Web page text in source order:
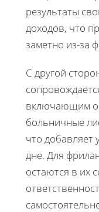
результаты
доходов, что
заметно из-за
С другой
включающим
больничные
что добавляет
дне. Для
остаются в их